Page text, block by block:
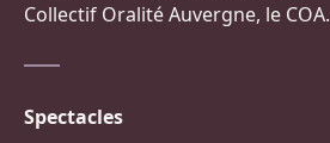
Collectif Oralité Auvergne, le COA.
Spectacles